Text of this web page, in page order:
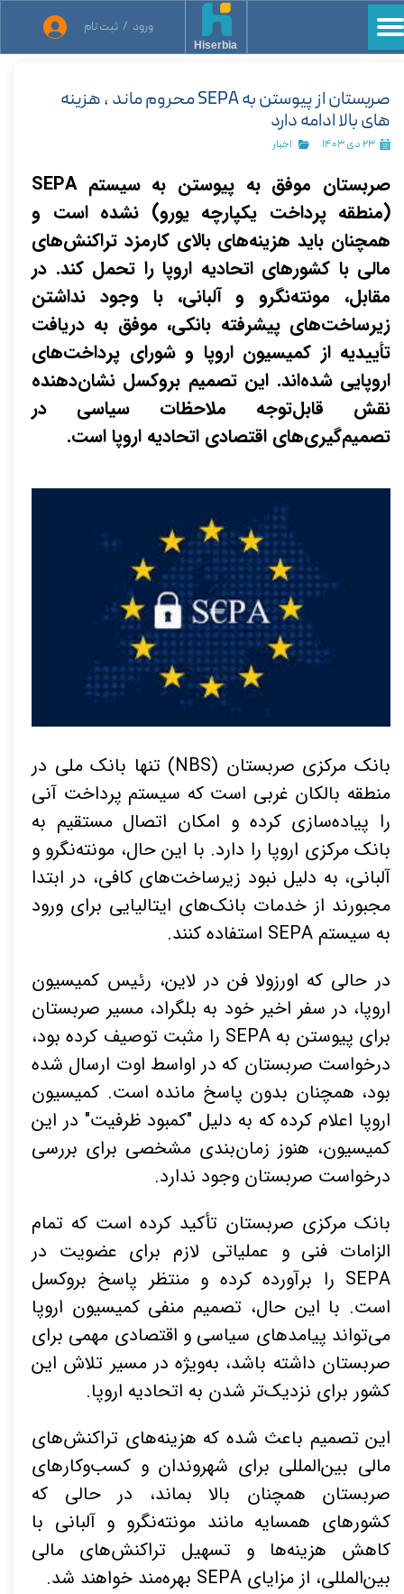
ورود / ثبت نام
حساب کاربری من
سفارشات
Hiserbia
صربستان از پیوستن به SEPA محروم ماند ، هزینه
های بالا ادامه دارد
۲۳ دی ۱۴۰۳ اخبار
صربستان موفق به پیوستن به سیستم SEPA
(منطقه پرداخت یکپارچه یورو) نشده است و
همچنان باید هزینه‌های بالای کارمزد تراکنش‌های
مالی با کشورهای اتحادیه اروپا را تحمل کند. در
مقابل، مونته‌نگرو و آلبانی، با وجود نداشتن
زیرساخت‌های پیشرفته بانکی، موفق به دریافت
تأییدیه از کمیسیون اروپا و شورای پرداخت‌های
اروپایی شده‌اند. این تصمیم بروکسل نشان‌دهنده
نقش قابل‌توجه ملاحظات سیاسی در
تصمیم‌گیری‌های اقتصادی اتحادیه اروپا است.
بانک مرکزی صربستان (NBS) تنها بانک ملی در
منطقه بالکان غربی است که سیستم پرداخت آنی
را پیاده‌سازی کرده و امکان اتصال مستقیم به
بانک مرکزی اروپا را دارد. با این حال، مونته‌نگرو و
آلبانی، به دلیل نبود زیرساخت‌های کافی، در ابتدا
مجبورند از خدمات بانک‌های ایتالیایی برای ورود
به سیستم SEPA استفاده کنند.
در حالی که اورزولا فن در لاین، رئیس کمیسیون
اروپا، در سفر اخیر خود به بلگراد، مسیر صربستان
برای پیوستن به SEPA را مثبت توصیف کرده بود،
درخواست صربستان که در اواسط اوت ارسال شده
بود، همچنان بدون پاسخ مانده است. کمیسیون
اروپا اعلام کرده که به دلیل "کمبود ظرفیت" در این
کمیسیون، هنوز زمان‌بندی مشخصی برای بررسی
درخواست صربستان وجود ندارد.
بانک مرکزی صربستان تأکید کرده است که تمام
الزامات فنی و عملیاتی لازم برای عضویت در
SEPA را برآورده کرده و منتظر پاسخ بروکسل
است. با این حال، تصمیم منفی کمیسیون اروپا
می‌تواند پیامدهای سیاسی و اقتصادی مهمی برای
صربستان داشته باشد، به‌ویژه در مسیر تلاش این
کشور برای نزدیک‌تر شدن به اتحادیه اروپا.
این تصمیم باعث شده که هزینه‌های تراکنش‌های
مالی بین‌المللی برای شهروندان و کسب‌وکارهای
صربستان همچنان بالا بماند، در حالی که
کشورهای همسایه مانند مونته‌نگرو و آلبانی با
کاهش هزینه‌ها و تسهیل تراکنش‌های مالی
بین‌المللی، از مزایای SEPA بهره‌مند خواهند شد.